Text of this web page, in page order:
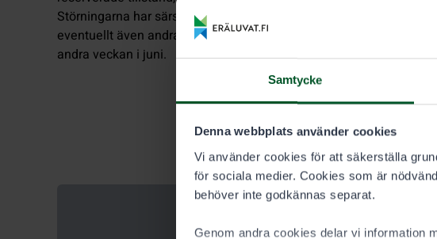
Samtycke
Denna webbplats använder cookies
Vi använder cookies för att säkerställa
för sociala medier. Cookies som är
behöver inte godkännas separat.
Genom andra cookies delar vi information
Störningarna har särskilt berört jakttillstånd, men
eventuellt även andra tillstånd som köpts under den
andra veckan i juni.